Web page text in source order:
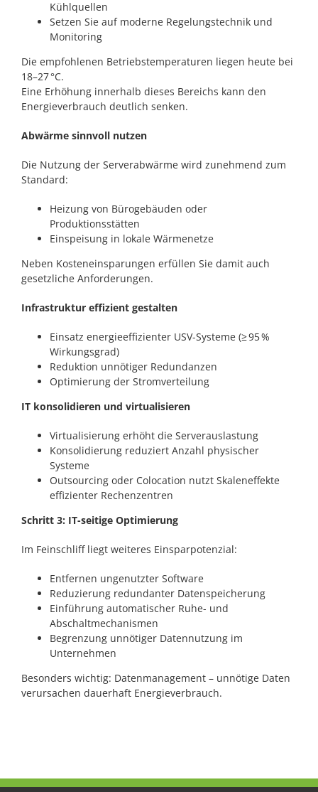
Kühlquellen
Setzen Sie auf moderne Regelungstechnik und
Monitoring
Die empfohlenen Betriebstemperaturen liegen heute bei
18–27 °C.
Eine Erhöhung innerhalb dieses Bereichs kann den
Energieverbrauch deutlich senken.
Abwärme sinnvoll nutzen
Die Nutzung der Serverabwärme wird zunehmend zum
Standard:
Heizung von Bürogebäuden oder
Produktionsstätten
Einspeisung in lokale Wärmenetze
Neben Kosteneinsparungen erfüllen Sie damit auch
gesetzliche Anforderungen.
Infrastruktur effizient gestalten
Einsatz energieeffizienter USV-Systeme (≥ 95 %
Wirkungsgrad)
Reduktion unnötiger Redundanzen
Optimierung der Stromverteilung
IT konsolidieren und virtualisieren
Virtualisierung erhöht die Serverauslastung
Konsolidierung reduziert Anzahl physischer
Systeme
Outsourcing oder Colocation nutzt Skaleneffekte
effizienter Rechenzentren
Schritt 3: IT-seitige Optimierung
Im Feinschliff liegt weiteres Einsparpotenzial:
Entfernen ungenutzter Software
Reduzierung redundanter Datenspeicherung
Einführung automatischer Ruhe- und
Abschaltmechanismen
Begrenzung unnötiger Datennutzung im
Unternehmen
Besonders wichtig: Datenmanagement – unnötige Daten
verursachen dauerhaft Energieverbrauch.